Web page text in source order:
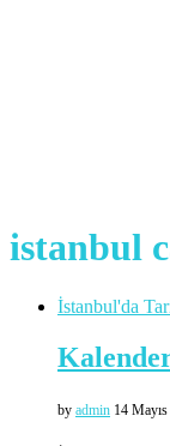
istanbul
İstanbul'da
by admin 14